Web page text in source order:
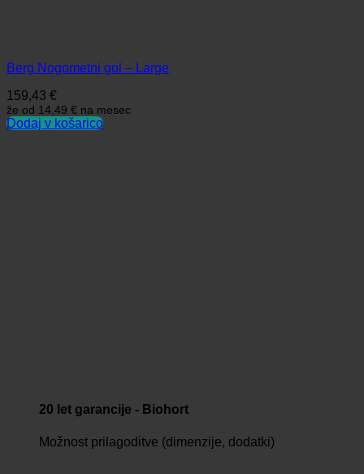
20 let garancije - Biohort
Možnost prilagoditve (dimenzije, dodatki)
Berg Nogometni gol – Large
159,43 €
že od 14,49 € na mesec
Dodaj v košarico